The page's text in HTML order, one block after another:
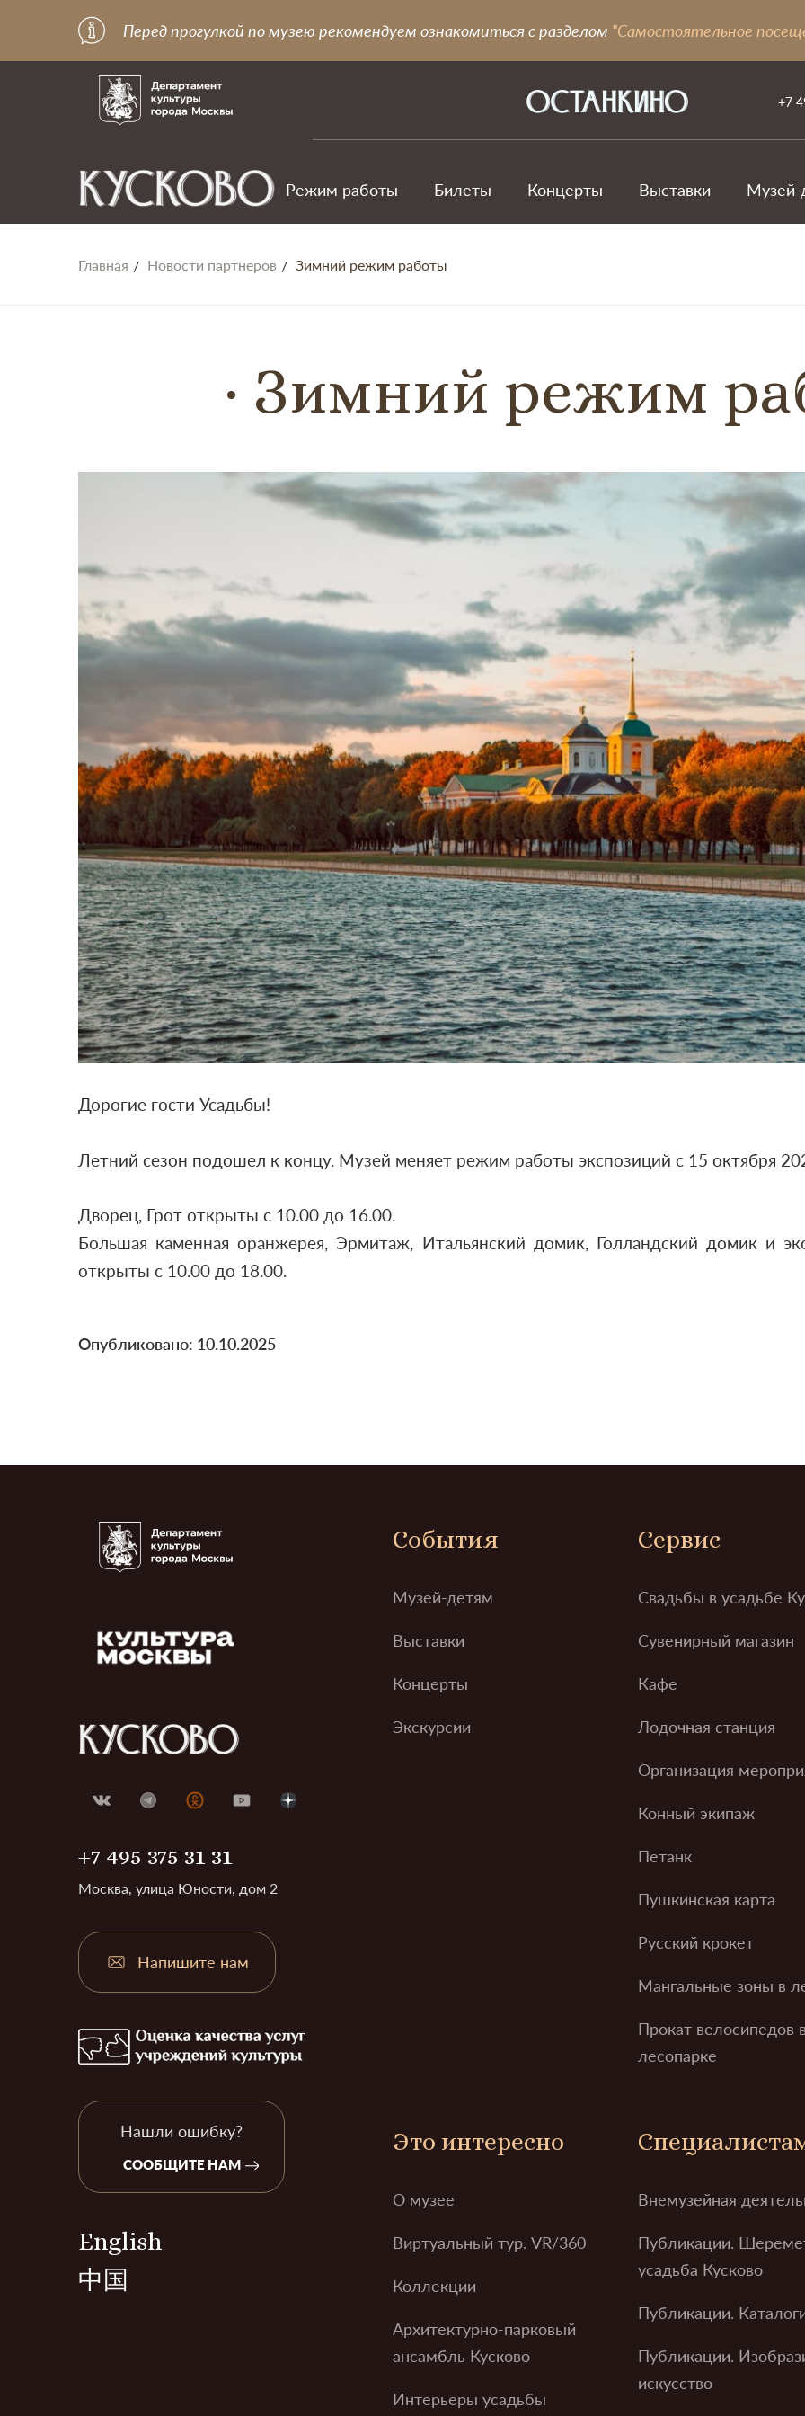
Перед прогулкой по музею рекомендуем ознакомиться с разделом "Самостоятельное
+7
Режим работы Билеты Концерты Выставки Музей-
Главная Новости партнеров Зимний режим работы
Зимний режим
Дорогие гости Усадьбы!
Летний сезон подошел к концу. Музей меняет режим работы экспозиций с 15 октября
Дворец, Грот открыты с 10.00 до 16.00.
Большая каменная оранжерея, Эрмитаж, Итальянский домик, Голландский домик и
открыты с 10.00 до 18.00.
Опубликовано: 10.10.2025
+7 495 375 31 31
Москва, улица Юности, дом 2
Напишите нам
Нашли ошибку?
СООБЩИТЕ НАМ
English
中国
События
Музей-детям
Выставки
Концерты
Экскурсии
Сервис
Свадьбы в усадьбе
Сувенирный магазин
Кафе
Лодочная станция
Организация
Конный экипаж
Петанк
Пушкинская карта
Русский крокет
Мангальные зоны в
Прокат велосипедов
лесопарке
Это интересно
О музее
Виртуальный тур. VR/360
Коллекции
Архитектурно-парковый
ансамбль Кусково
Интерьеры усадьбы
Внемузейная
Публикации.
усадьба Кусково
Публикации.
Публикации.
искусство